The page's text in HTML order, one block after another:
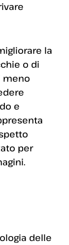
la
o di
meno
e
per
delle